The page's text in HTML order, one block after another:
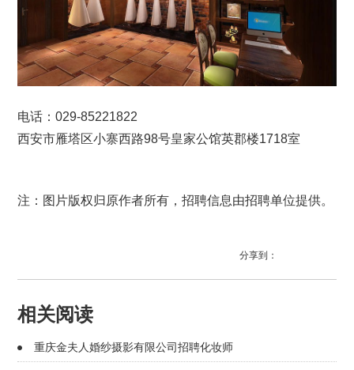
电话：029-85221822
西安市雁塔区小寨西路98号皇家公馆英郡楼1718室
注：图片版权归原作者所有，招聘信息由招聘单位提供。
分享到：
相关阅读
重庆金夫人婚纱摄影有限公司招聘化妆师